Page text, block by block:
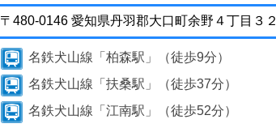
〒480-0146 愛知県丹羽郡大口町余野４丁目３２
名鉄犬山線「柏森駅」（徒歩9分）
名鉄犬山線「扶桑駅」（徒歩37分）
名鉄犬山線「江南駅」（徒歩52分）